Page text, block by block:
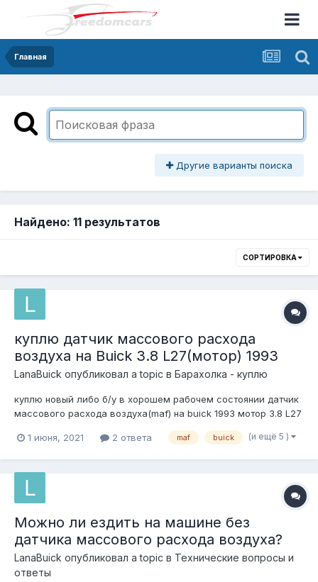
Главная
Другие варианты поиска
Найдено: 11 результатов
СОРТИРОВКА
куплю датчик массового расхода
воздуха на Buick 3.8 L27(мотор) 1993
LanaBuick опубликовал a topic в Барахолка - куплю
куплю новый либо б/у в хорошем рабочем состоянии датчик
массового расхода воздуха(maf) на buick 1993 мотор 3.8 L27
1 июня, 2021 2 ответа maf buick (и ещё 5 )
Можно ли ездить на машине без
датчика массового расхода воздуха?
LanaBuick опубликовал a topic в Технические вопросы и
ответы